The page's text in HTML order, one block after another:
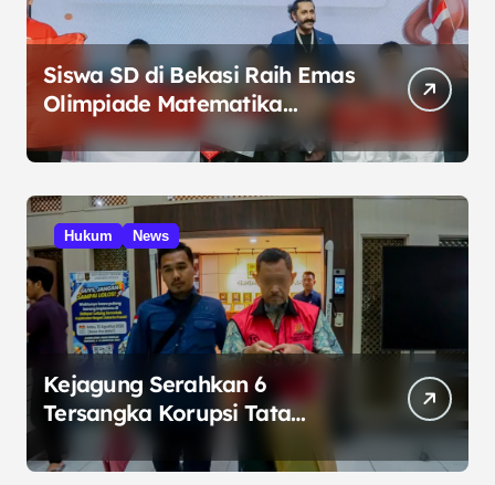
Siswa SD di Bekasi Raih Emas
Olimpiade Matematika
Internasional di Malaysia
Hukum News
Kejagung Serahkan 6
Tersangka Korupsi Tata
Kelola Minyak ke Penuntut
Umum